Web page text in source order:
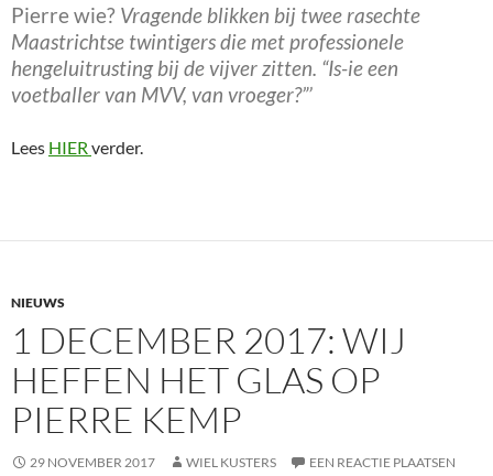
Pierre wie? Vragende blikken bij twee rasechte
Maastrichtse twintigers die met professionele
hengeluitrusting bij de vijver zitten. “Is-ie een
voetballer van MVV, van vroeger?”’
Lees HIER verder.
NIEUWS
1 DECEMBER 2017: WIJ
HEFFEN HET GLAS OP
PIERRE KEMP
29 NOVEMBER 2017 WIEL KUSTERS EEN REACTIE PLAATSEN